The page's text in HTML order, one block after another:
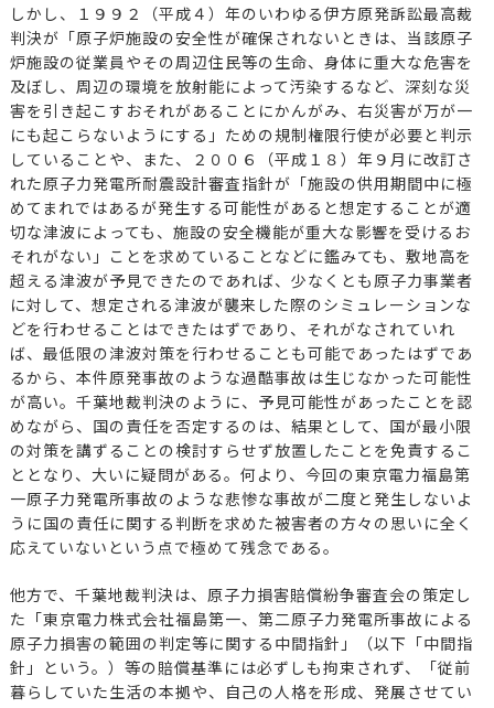
しかし、１９９２（平成４）年のいわゆる伊方原発訴訟最高裁
判決が「原子炉施設の安全性が確保されないときは、当該原子
炉施設の従業員やその周辺住民等の生命、身体に重大な危害を
及ぼし、周辺の環境を放射能によって汚染するなど、深刻な災
害を引き起こすおそれがあることにかんがみ、右災害が万が一
にも起こらないようにする」ための規制権限行使が必要と判示
していることや、また、２００６（平成１８）年９月に改訂さ
れた原子力発電所耐震設計審査指針が「施設の供用期間中に極
めてまれではあるが発生する可能性があると想定することが適
切な津波によっても、施設の安全機能が重大な影響を受けるお
それがない」ことを求めていることなどに鑑みても、敷地高を
超える津波が予見できたのであれば、少なくとも原子力事業者
に対して、想定される津波が襲来した際のシミュレーションな
どを行わせることはできたはずであり、それがなされていれ
ば、最低限の津波対策を行わせることも可能であったはずであ
るから、本件原発事故のような過酷事故は生じなかった可能性
が高い。千葉地裁判決のように、予見可能性があったことを認
めながら、国の責任を否定するのは、結果として、国が最小限
の対策を講ずることの検討すらせず放置したことを免責するこ
ととなり、大いに疑問がある。何より、今回の東京電力福島第
一原子力発電所事故のような悲惨な事故が二度と発生しないよ
うに国の責任に関する判断を求めた被害者の方々の思いに全く
応えていないという点で極めて残念である。
他方で、千葉地裁判決は、原子力損害賠償紛争審査会の策定し
た「東京電力株式会社福島第一、第二原子力発電所事故による
原子力損害の範囲の判定等に関する中間指針」（以下「中間指
針」という。）等の賠償基準には必ずしも拘束されず、「従前
暮らしていた生活の本拠や、自己の人格を形成、発展させてい